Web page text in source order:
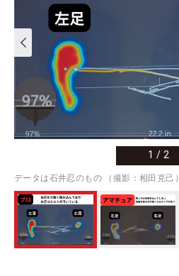
1 / 2
データは石井忍のもの （撮影：相田克己）